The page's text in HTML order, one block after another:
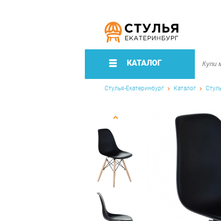
КАТАЛОГ
Стулья-Екатеринбург Каталог